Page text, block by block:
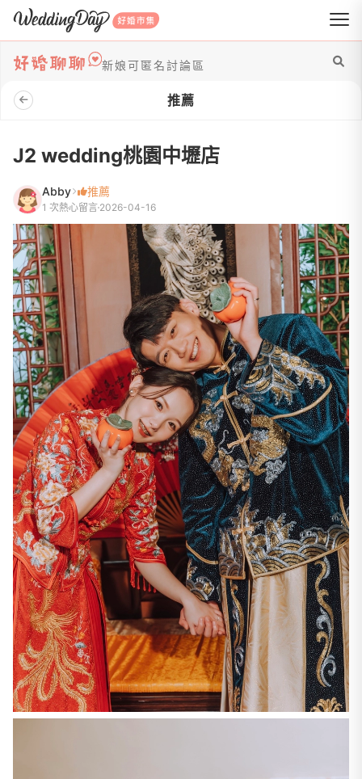
WeddingDay 好婚市集
新娘可匿名討論區
推薦
J2 wedding桃園中壢店
Abby 推薦
1 次熱心留言 2026-04-16